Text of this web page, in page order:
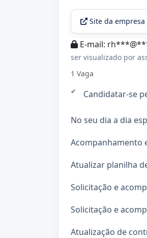
Site da empresa
E-mail:
ser visualizado por
1 Vaga
Candidatar-se
No seu dia a dia
Acompanhamento
Atualizar planilha
Solicitação e
Solicitação e
Atualização de